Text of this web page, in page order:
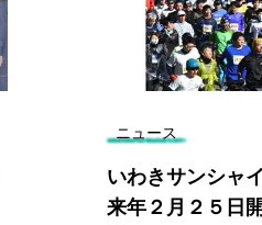
ニュース
いわきサンシャ
来年２月２５日